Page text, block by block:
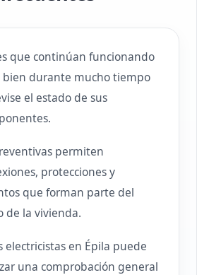
que continúan funcionando
durante mucho tiempo
el estado de sus
permiten
protecciones y
que forman parte del
de la vivienda.
electricistas en Épila puede
una comprobación general